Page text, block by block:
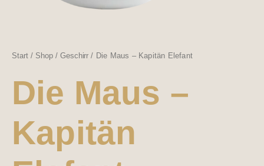
Start/ Shop/Geschirr / Die Maus – Kapitän Elefant
Die Maus –
Kapitän